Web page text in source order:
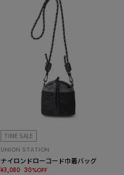
TIME SALE
UNION STATION
ナイロンドローコード巾着バッグ
¥3,080 30%OFF